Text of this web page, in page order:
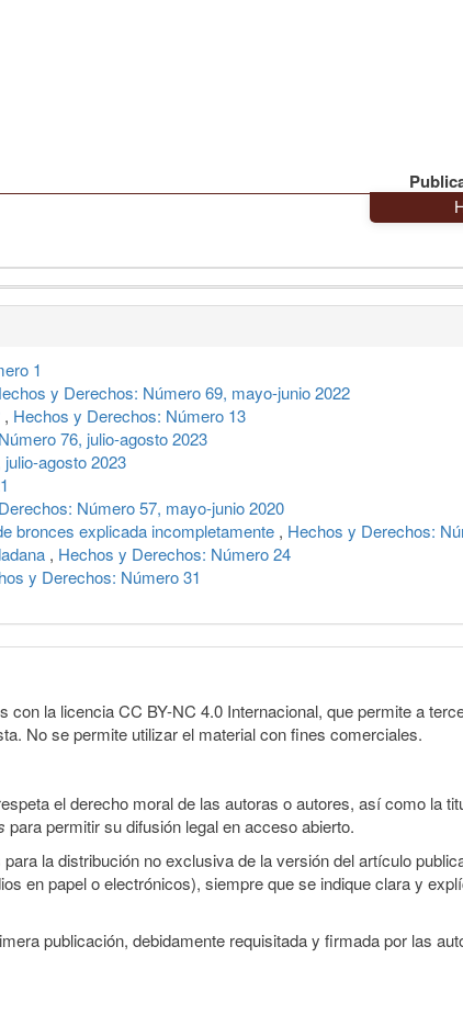
1
y Derechos: Número 69, mayo-junio 2022
, Hechos y Derechos: Número 13
76, julio-agosto 2023
agosto 2023
Número 57, mayo-junio 2020
bronces explicada incompletamente , Hechos y Derechos:
, Hechos y Derechos: Número 24
y Derechos: Número 31
la licencia CC BY-NC 4.0 Internacional, que permite a
No se permite utilizar el material con fines comerciales.
el derecho moral de las autoras o autores, así como la
para permitir su difusión legal en acceso abierto.
la distribución no exclusiva de la versión del artículo
en papel o electrónicos), siempre que se indique clara y
publicación, debidamente requisitada y firmada por las